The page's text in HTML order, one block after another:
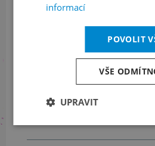
Informace o
+420 257
informací
POVOLIT
VŠE
UPRAVIT